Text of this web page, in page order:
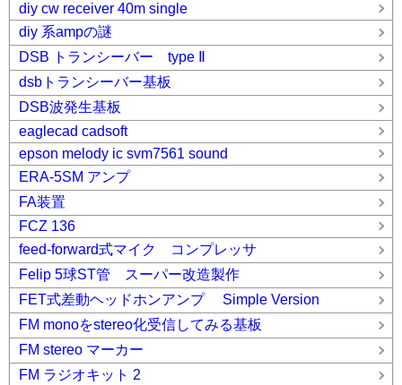
diy cw receiver 40m single
diy 系ampの謎
DSB トランシーバー type Ⅱ
dsbトランシーバー基板
DSB波発生基板
eaglecad cadsoft
epson melody ic svm7561 sound
ERA-5SM アンプ
FA装置
FCZ 136
feed-forward式マイク コンプレッサ
Felip 5球ST管 スーパー改造製作
FET式差動ヘッドホンアンプ Simple Version
FM monoをstereo化受信してみる基板
FM stereo マーカー
FM ラジオキット 2